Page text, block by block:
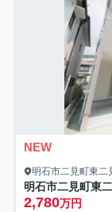
NEW
明石市二見町東二
明石市二見町東
2,780万円